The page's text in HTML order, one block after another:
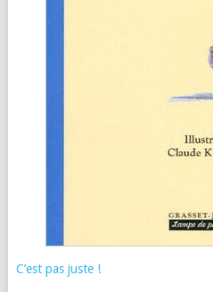
C’est pas juste !